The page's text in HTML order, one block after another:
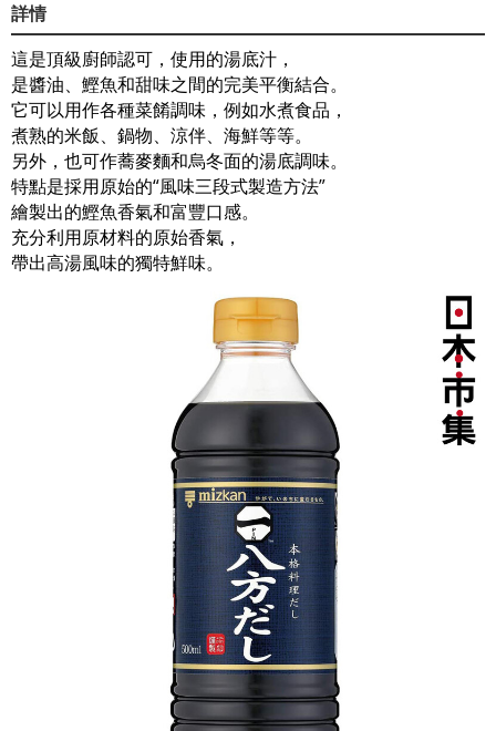
詳情
這是頂級廚師認可，使用的湯底汁，
是醬油、鰹魚和甜味之間的完美平衡結合。
它可以用作各種菜餚調味，例如水煮食品，
煮熟的米飯、鍋物、涼伴、海鮮等等。
另外，也可作蕎麥麵和烏冬面的湯底調味。
特點是採用原始的“風味三段式製造方法”
繪製出的鰹魚香氣和富豐口感。
充分利用原材料的原始香氣，
帶出高湯風味的獨特鮮味。